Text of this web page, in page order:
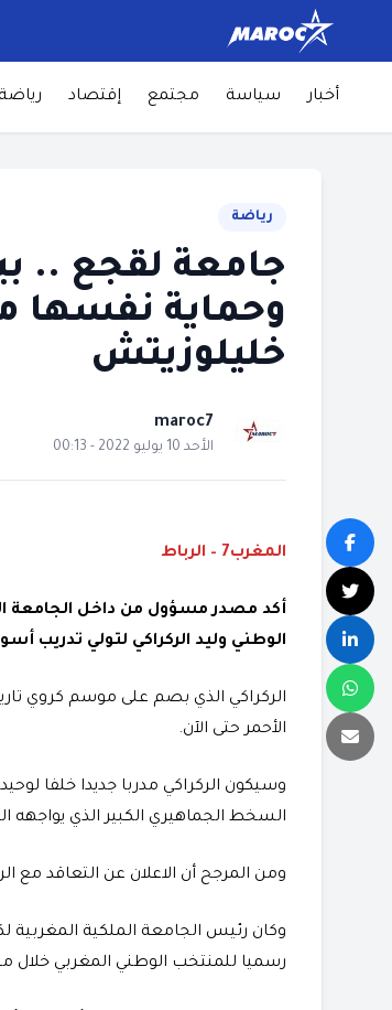
أخبار سياسة مجتمع إقتصاد رياضة
رياضة
جامعة لقجع ..
وحماية نفسها
خليلوزيتش
maroc7
الأحد 10 يوليو 2022 - 00:13
المغرب7 – الرباط
أكد مصدر مسؤول من داخل الجامعة
الوطني وليد الركراكي لتولي تدريب
الركراكي الذي بصم على موسم كروي
الأحمر حتى الآن.
وسيكون الركراكي مدربا جديدا خلفا
السخط الجماهيري الكبير الذي يواجهه
ومن المرجح أن الاعلان عن التعاقد مع
وكان رئيس الجامعة الملكية المغربية
رسميا للمنتخب الوطني المغربي خلال